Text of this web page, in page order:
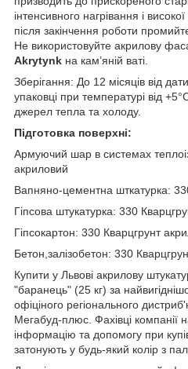
інтенсивного нагрівання і
після закінчення роботи
Не використовуйте акрилову
Akrytynk на кам’яній ваті.
Зберігання: До 12 місяців від
упаковці при температурі від
джерел тепла та холоду.
Підготовка поверхні:
Армуючий шар в системах
акриловий
Вапняно-цементна шткатурка:
Гіпсова штукатурка: 330
Гіпсокартон: 330 Кварцгрунт
Бетон,залізобетон: 330
Купити у Львові акрилову
"баранець" (25 кг) за
офіціного регіонального
Мегабуд-плюс. Фахівці компанії
інформацію та допомогу при
затонують у будь-який колір з